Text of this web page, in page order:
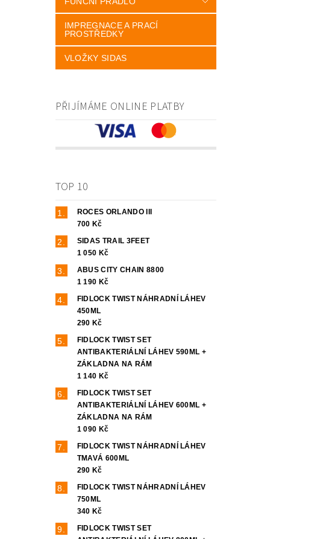
IMPREGNACE A PRACÍ
PROSTŘEDKY
VLOŽKY SIDAS
PŘIJÍMÁME ONLINE PLATBY
TOP 10
ROCES ORLANDO III
700 Kč
SIDAS TRAIL 3FEET
1 050 Kč
ABUS CITY CHAIN 8800
1 190 Kč
FIDLOCK TWIST NÁHRADNÍ LÁHEV
450ML
290 Kč
FIDLOCK TWIST SET
ANTIBAKTERIÁLNÍ LÁHEV 590ML +
ZÁKLADNA NA RÁM
1 140 Kč
FIDLOCK TWIST SET
ANTIBAKTERIÁLNÍ LÁHEV 600ML +
ZÁKLADNA NA RÁM
1 090 Kč
FIDLOCK TWIST NÁHRADNÍ LÁHEV
TMAVÁ 600ML
290 Kč
FIDLOCK TWIST NÁHRADNÍ LÁHEV
750ML
340 Kč
FIDLOCK TWIST SET